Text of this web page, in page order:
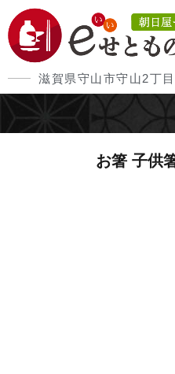
滋賀県守山市守山2丁
お箸 子供